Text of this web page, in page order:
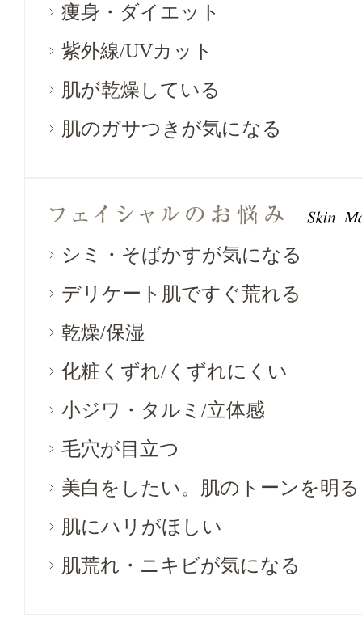
痩身・ダイエット
紫外線/UVカット
肌が乾燥している
肌のガサつきが気になる
シミ・そばかすが気になる
デリケート肌ですぐ荒れる
乾燥/保湿
化粧くずれ/くずれにくい
小ジワ・タルミ/立体感
毛穴が目立つ
美白をしたい。肌のトーンを明
肌にハリがほしい
肌荒れ・ニキビが気になる